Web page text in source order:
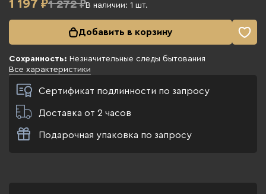
1 197 ₽1 272 ₽В наличии: 1 шт.
Добавить в корзину
Сохранность: Незначительные следы бытования
Все характеристики
Сертификат подлинности по запросу
Доставка от 2 часов
Подарочная упаковка по запросу